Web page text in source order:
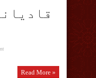
Read More »